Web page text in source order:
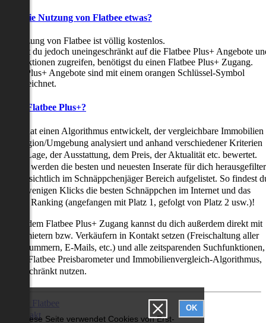
Diese Seite verwendet Cookies von Erst-
OK
die Nutzung von Flatbee etwas?
Nutzung von Flatbee ist völlig kostenlos.
du jedoch uneingeschränkt auf die Flatbee Plus+ Angebote
zugreifen, benötigst du einen Flatbee Plus+ Zugang.
Plus+ Angebote sind mit einem orangen Schlüssel-Symbol
ist Flatbee Plus+?
hat einen Algorithmus entwickelt, der vergleichbare Immobilien
Region/Umgebung analysiert und anhand verschiedener Kriterien
der Lage, der Ausstattung, dem Preis, der Aktualität etc. bewertet.
werden die besten und neuesten Inserate für dich
übersichtlich im Schnäppchenjäger Bereich aufgelistet. So findest
nur wenigen Klicks die besten Schnäppchen im Internet und das
als Ranking (angefangen mit Platz 1, gefolgt von Platz 2 usw.)!
mit dem Flatbee Plus+ Zugang kannst du dich außerdem direkt mit
Vermietern bzw. Verkäufern in Kontakt setzen (Freischaltung aller
E-Mails, etc.) und alle zeitsparenden Suchfunktionen,
den Flatbee Preisbarometer und Immobilienvergleich-Algorithmus,
nutzen.
Über Flatbee
Kontakt